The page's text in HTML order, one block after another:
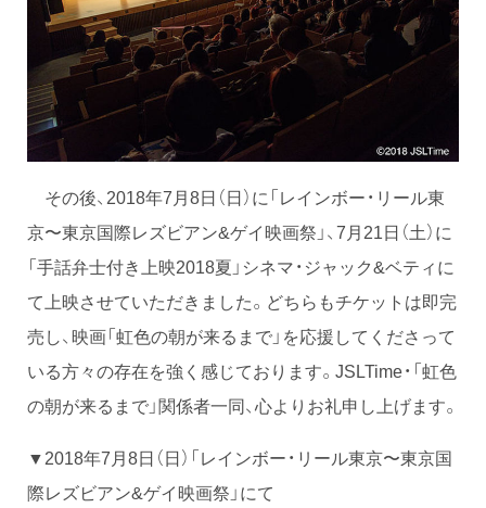
その後、2018年7月8日（日）に「レインボー・リール東
京〜東京国際レズビアン&ゲイ映画祭」、7月21日（土）に
「手話弁士付き上映2018夏」シネマ・ジャック&ベティに
て上映させていただきました。どちらもチケットは即完
売し、映画「虹色の朝が来るまで」を応援してくださって
いる方々の存在を強く感じております。JSLTime・「虹色
の朝が来るまで」関係者一同、心よりお礼申し上げます。
▼2018年7月8日（日）「レインボー・リール東京〜東京国
際レズビアン&ゲイ映画祭」にて